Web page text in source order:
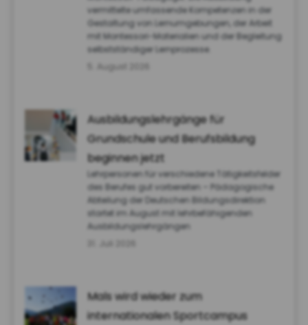
vermittelte umfassende Kompetenzen in der
Gestaltung von Lernumgebungen, der Arbeit
mit Montessori-Materialien und der Begleitung
selbstständiger Lernprozesse.
5. August 2026
Ausbildungslehrgänge für
Grundschule und Berufsbildung
beginnen jetzt
Lehrpersonen für verschiedene Tätigkeitsfelder
des Berufes gut vorbereiten – Pädagogische
Abteilung der Deutschen Bildungsdirektion
startet im August mit lehrbefähigenden
Ausbildungslehrgängen
Mals wird wieder zum
internationalen Sportcampus